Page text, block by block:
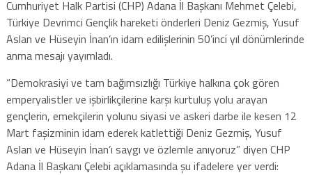
Cumhuriyet Halk Partisi (CHP) Adana İl Başkanı Mehmet Çelebi,
Türkiye Devrimci Gençlik hareketi önderleri Deniz Gezmiş, Yusuf
Aslan ve Hüseyin İnan’ın idam edilişlerinin 50’inci yıl dönümlerinde
anma mesajı yayımladı.
“Demokrasiyi ve tam bağımsızlığı Türkiye halkına çok gören
emperyalistler ve işbirlikçilerine karşı kurtuluş yolu arayan
gençlerin, emekçilerin yolunu siyasi ve askeri darbe ile kesen 12
Mart faşizminin idam ederek katlettiği Deniz Gezmiş, Yusuf
Aslan ve Hüseyin İnan’ı saygı ve özlemle anıyoruz” diyen CHP
Adana İl Başkanı Çelebi açıklamasında şu ifadelere yer verdi: